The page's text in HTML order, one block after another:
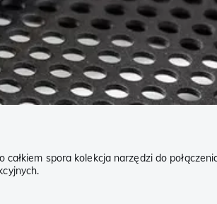
spora kolekcja narzędzi do